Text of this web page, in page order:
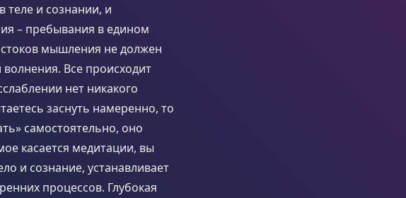
и сознании, и
– пребывания в едином
мышления не должен
Все происходит
нет никакого
заснуть намеренно, то
самостоятельно, оно
касается медитации, вы
и сознание, устанавливает
процессов. Глубокая